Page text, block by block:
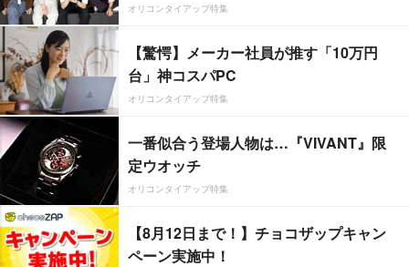
オリコンタイアップ特集
【驚愕】メーカー社員が推す「10万円
台」神コスパPC
オリコンタイアップ特集
一番似合う登場人物は…『VIVANT』限
定ウオッチ
オリコンタイアップ特集
【8月12日まで！】チョコザップキャン
ペーン実施中！